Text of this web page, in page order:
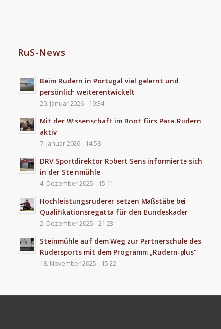
RuS-News
Beim Rudern in Portugal viel gelernt und
persönlich weiterentwickelt
20. Januar 2026 - 19:34
Mit der Wissenschaft im Boot fürs Para-Rudern
aktiv
7. Januar 2026 - 14:58
DRV-Sportdirektor Robert Sens informierte sich
in der Steinmühle
4. Dezember 2025 - 15:11
Hochleistungsruderer setzen Maßstäbe bei
Qualifikationsregatta für den Bundeskader
2. Dezember 2025 - 21:23
Steinmühle auf dem Weg zur Partnerschule des
Rudersports mit dem Programm „Rudern-plus“
18. November 2025 - 15:22